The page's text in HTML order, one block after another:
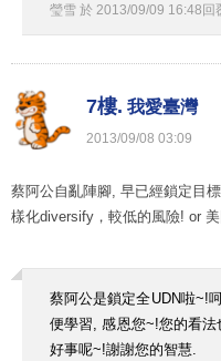
瑩雪 於 2013/09/09 16:48回
7樓. 我愛臺灣
2013/09/08 03:09
蔡阿公自亂陣腳, 早已經鎖定目
樣化diversify，較低的風險! or
蔡阿公是鎖定全UDN啦~!
便學習, 感恩您~!您的看
好事呢~!謝謝您的智慧.